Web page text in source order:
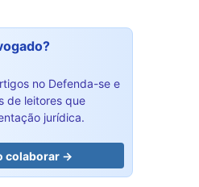
no Defenda-se e
de leitores que
jurídica.
colaborar →